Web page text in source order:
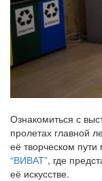
Ознакомиться с
пролетах главной
её творческом
“ВИВАТ”, где
её искусстве.